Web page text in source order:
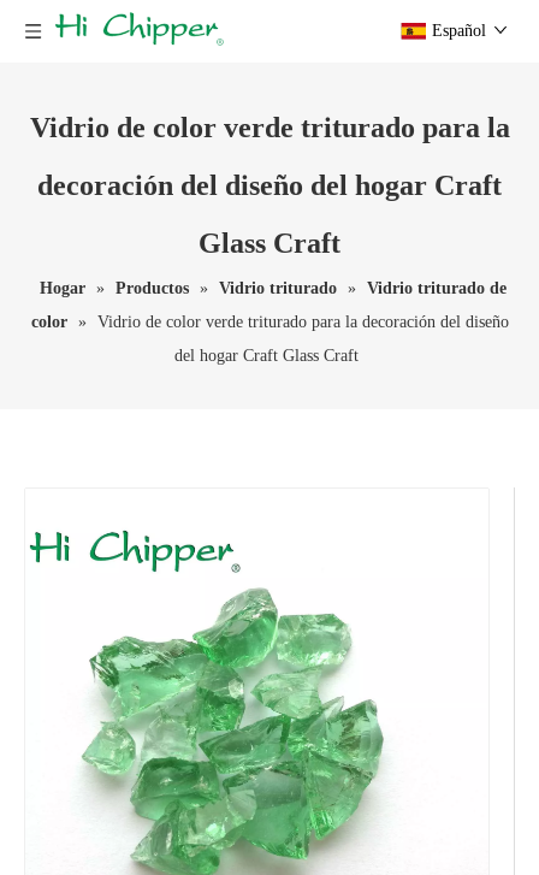
Español
Vidrio de color verde triturado para la
decoración del diseño del hogar Craft
Glass Craft
Hogar » Productos » Vidrio triturado » Vidrio triturado de
color
» Vidrio de color verde triturado para la decoración del diseño
del hogar Craft Glass Craft